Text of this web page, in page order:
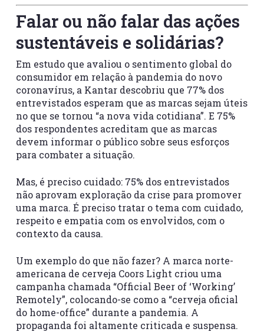
Falar ou não falar das ações
sustentáveis e solidárias?
Em estudo que avaliou o sentimento global do
consumidor em relação à pandemia do novo
coronavírus, a Kantar descobriu que 77% dos
entrevistados esperam que as marcas sejam úteis
no que se tornou “a nova vida cotidiana”. E 75%
dos respondentes acreditam que as marcas
devem informar o público sobre seus esforços
para combater a situação.
Mas, é preciso cuidado: 75% dos entrevistados
não aprovam exploração da crise para promover
uma marca. É preciso tratar o tema com cuidado,
respeito e empatia com os envolvidos, com o
contexto da causa.
Um exemplo do que não fazer? A marca norte-
americana de cerveja Coors Light criou uma
campanha chamada “Official Beer of ‘Working’
Remotely”, colocando-se como a “cerveja oficial
do home-office” durante a pandemia. A
propaganda foi altamente criticada e suspensa.